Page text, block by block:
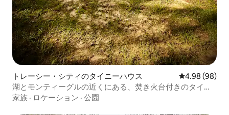
トレーシー・シティのタイニーハウス レビュー98件
4.98 (98)
湖とモンティーグルの近くにある、焚き火台付きのタイニ
ーハウス
家族 · ロケーション · 公園